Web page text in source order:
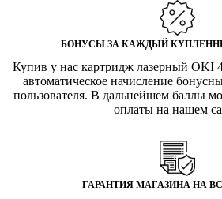
БОНУСЫ ЗА КАЖДЫЙ
Купив у нас картридж лазерный OKI
автоматическое начисление
пользователя. В дальнейшем баллы
оплаты на нашем
ГАРАНТИЯ МАГАЗИНА НА